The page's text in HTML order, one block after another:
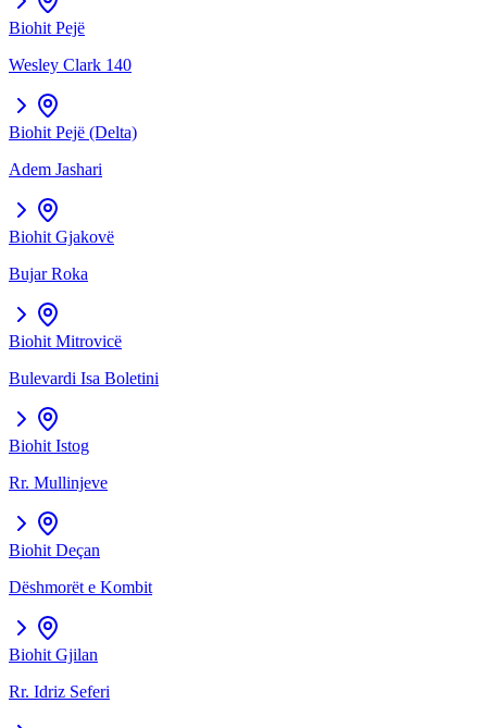
Biohit Pejë
Wesley Clark 140
Biohit Pejë (Delta)
Adem Jashari
Biohit Gjakovë
Bujar Roka
Biohit Mitrovicë
Bulevardi Isa Boletini
Biohit Istog
Rr. Mullinjeve
Biohit Deçan
Dëshmorët e Kombit
Biohit Gjilan
Rr. Idriz Seferi